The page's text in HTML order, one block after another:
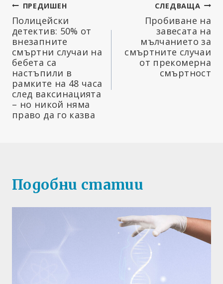
Навигация
ПРЕДИШЕН
Полицейски
детектив: 50% от
внезапните
смъртни случаи на
бебета са
настъпили в
рамките на 48 часа
след ваксинацията
– но никой няма
право да го казва
СЛЕДВАЩА
Пробиване на
завесата на
мълчанието за
смъртните случаи
от прекомерна
смъртност
Подобни статии